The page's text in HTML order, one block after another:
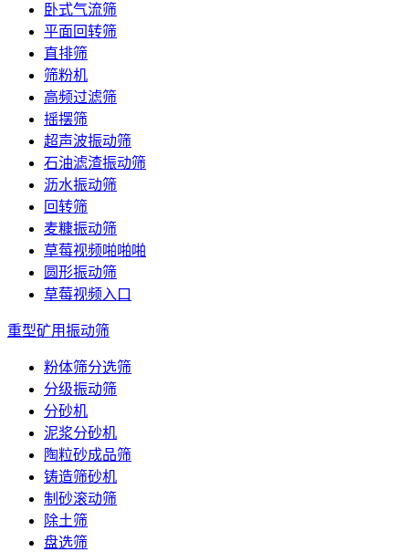
卧式气流筛
平面回转筛
直排筛
筛粉机
高频过滤筛
摇摆筛
超声波振动筛
石油滤渣振动筛
沥水振动筛
回转筛
麦糠振动筛
草莓视频啪啪啪
圆形振动筛
草莓视频入口
重型矿用振动筛
粉体筛分选筛
分级振动筛
分砂机
泥浆分砂机
陶粒砂成品筛
铸造筛砂机
制砂滚动筛
除土筛
盘选筛